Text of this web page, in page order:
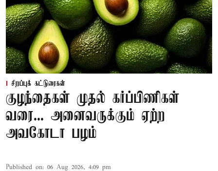
சிறப்புக் கட்டுரைகள்
குழந்தைகள் முதல் கர்ப்பிணிகள்
வரை... அனைவருக்கும் ஏற்ற
அவகோடா பழம்
Published on: 06 Aug 2026, 4:09 pm